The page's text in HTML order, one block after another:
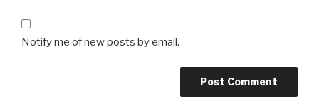
Notify me of new posts by email.